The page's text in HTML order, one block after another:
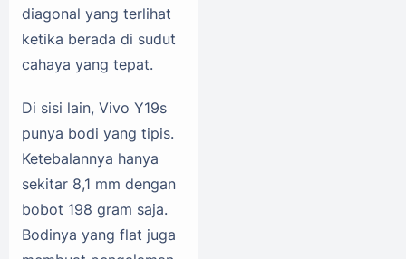
diagonal yang terlihat
ketika berada di sudut
cahaya yang tepat.
Di sisi lain, Vivo Y19s
punya bodi yang tipis.
Ketebalannya hanya
sekitar 8,1 mm dengan
bobot 198 gram saja.
Bodinya yang flat juga